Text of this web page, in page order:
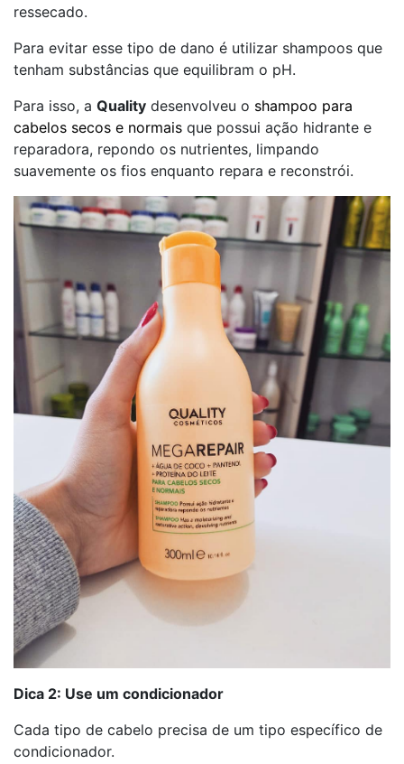
ressecado.
Para evitar esse tipo de dano é utilizar shampoos que
tenham substâncias que equilibram o pH.
Para isso, a Quality desenvolveu o shampoo para
cabelos secos e normais que possui ação hidrante e
reparadora, repondo os nutrientes, limpando
suavemente os fios enquanto repara e reconstrói.
Dica 2: Use um condicionador
Cada tipo de cabelo precisa de um tipo específico de
condicionador.